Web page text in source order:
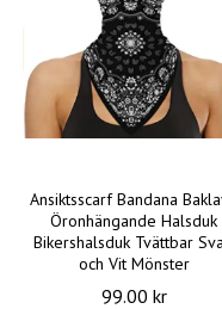
Ansiktsscarf Bandana
Öronhängande Halsduk
Bikershalsduk Tvättbar
och Vit Mönster
99.00 kr